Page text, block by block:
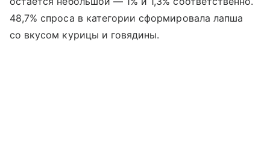
48,7% спроса в категории сформировала лапша
со вкусом курицы и говядины.